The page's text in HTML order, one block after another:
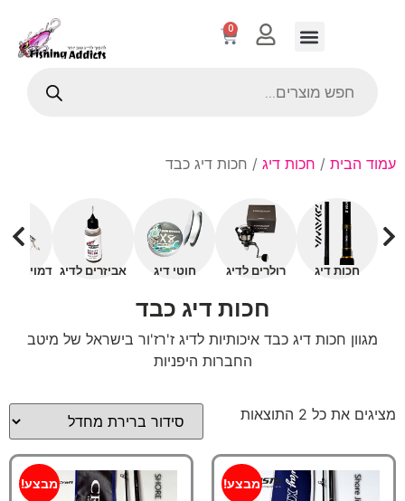
0
עמוד הבית / חכות דיג / חכות דיג כבד
חכות דיג רולרים לדיג חוטי דיג אביזרים לדיג דמויים
חכות דיג כבד
מגוון חכות דיג כבד איכותיות לדיג ז'רז'ור בישראל של מיטב
החברות היפניות
מציגים את כל ⁦2⁩ התוצאות
מבצע! מבצע!